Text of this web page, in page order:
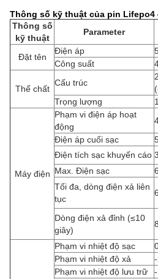
Thông số kỹ thuật của pin Lifepo4
Thông số
kỹ thuật
Parameter
Đặt tên
Điện áp
Công suất
Thể chất
Cấu trúc
Trọng lượng
Máy điện
Phạm vi điện áp hoạt
động
Điện áp cuối sạc
Điện tích sạc khuyến cáo
Max. Điện sạc
Tối đa, dòng điện xả liên
tục
Dòng điện xả đỉnh (≤10
giây)
Phạm vi nhiệt độ sạc
Phạm vi nhiệt độ xả
Phạm vi nhiệt độ lưu trữ